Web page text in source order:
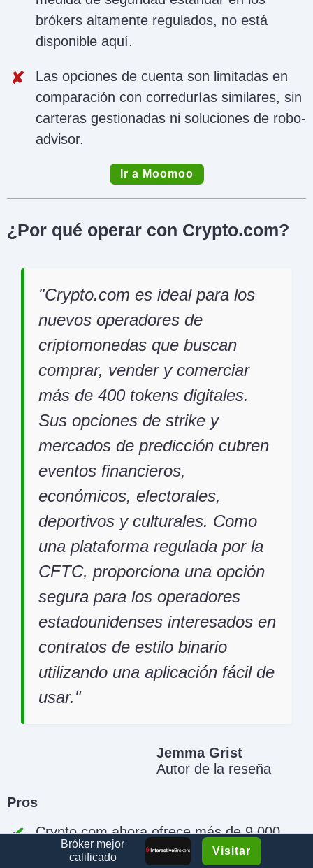
brókers altamente regulados, no está
disponible aquí.
Las opciones de cuenta son limitadas en
comparación con corredurías similares, sin
carteras gestionadas ni soluciones de robo-
advisor.
Ir a Moomoo
¿Por qué operar con Crypto.com?
Crypto.com es ideal para los
nuevos operadores de
criptomonedas que buscan
comprar, vender y comerciar
más de 400 tokens digitales.
Sus opciones de strike y
mercados de predicción cubren
eventos financieros,
económicos, electorales,
deportivos y culturales. Como
una plataforma regulada por la
CFTC, proporciona una opción
segura para los operadores
estadounidenses interesados en
contratos de estilo binario
utilizando una aplicación fácil de
usar.
Jemma Grist
Autor de la reseña
Pros
Crypto.com ahora ofrece más de 9,000
acciones y ETFs en algunas regiones,
Bróker mejor
calificado
Visitar